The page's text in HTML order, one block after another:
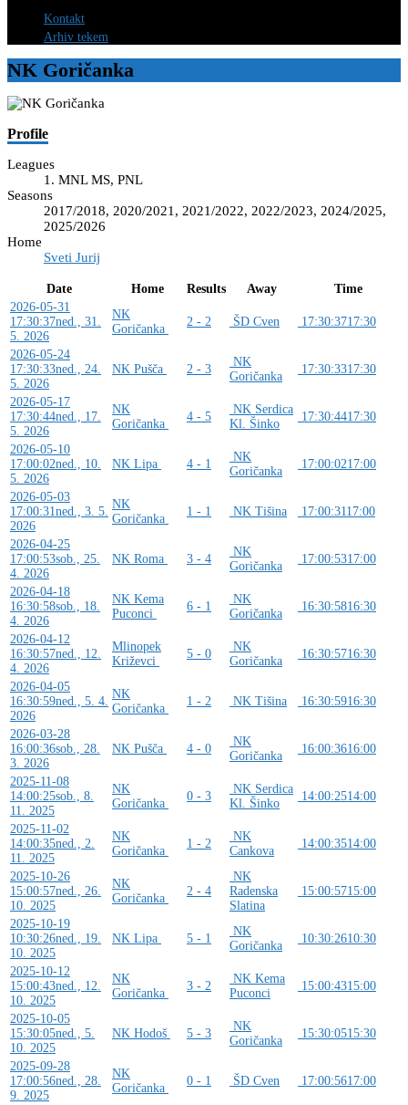
Kontakt
Arhiv tekem
NK Goričanka
Profile
Leagues
1. MNL MS, PNL
Seasons
2017/2018, 2020/2021, 2021/2022, 2022/2023, 2024/2025,
2025/2026
Home
Sveti Jurij
Date Home Results Away
Time
2026-05-31
17:30:37ned., 31.
5. 2026
NK
Goričanka
2 - 2 ŠD Cven 17:30:3717:30
2026-05-24
17:30:33ned., 24.
5. 2026
NK Pušča 2 - 3
NK
Goričanka
17:30:3317:30
2026-05-17
17:30:44ned., 17.
5. 2026
NK
Goričanka
4 - 5
NK Serdica
Kl. Šinko
17:30:4417:30
2026-05-10
17:00:02ned., 10.
5. 2026
NK Lipa 4 - 1
NK
Goričanka
17:00:0217:00
2026-05-03
17:00:31ned., 3. 5.
2026
NK
Goričanka
1 - 1 NK Tišina 17:00:3117:00
2026-04-25
17:00:53sob., 25.
4. 2026
NK Roma 3 - 4
NK
Goričanka
17:00:5317:00
2026-04-18
16:30:58sob., 18.
4. 2026
NK Kema
Puconci
6 - 1
NK
Goričanka
16:30:5816:30
2026-04-12
16:30:57ned., 12.
4. 2026
Mlinopek
Križevci
5 - 0
NK
Goričanka
16:30:5716:30
2026-04-05
16:30:59ned., 5. 4.
2026
NK
Goričanka
1 - 2 NK Tišina 16:30:5916:30
2026-03-28
16:00:36sob., 28.
3. 2026
NK Pušča 4 - 0
NK
Goričanka
16:00:3616:00
2025-11-08
14:00:25sob., 8.
11. 2025
NK
Goričanka
0 - 3
NK Serdica
Kl. Šinko
14:00:2514:00
2025-11-02
14:00:35ned., 2.
11. 2025
NK
Goričanka
1 - 2
NK
Cankova
14:00:3514:00
2025-10-26
15:00:57ned., 26.
10. 2025
NK
Goričanka
2 - 4
NK
Radenska
Slatina
15:00:5715:00
2025-10-19
10:30:26ned., 19.
10. 2025
NK Lipa 5 - 1
NK
Goričanka
10:30:2610:30
2025-10-12
15:00:43ned., 12.
10. 2025
NK
Goričanka
3 - 2
NK Kema
Puconci
15:00:4315:00
2025-10-05
15:30:05ned., 5.
10. 2025
NK Hodoš 5 - 3
NK
Goričanka
15:30:0515:30
2025-09-28
17:00:56ned., 28.
9. 2025
NK
Goričanka
0 - 1 ŠD Cven 17:00:5617:00